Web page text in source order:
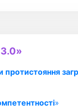
протистояння
»